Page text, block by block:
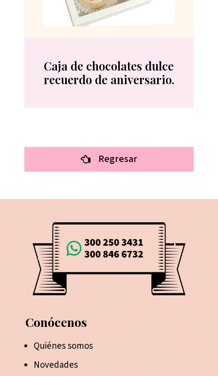
Caja de chocolates dulce
recuerdo de aniversario.
Regresar
Conócenos
Quiénes somos
Novedades